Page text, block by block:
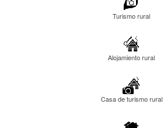
Turismo rural
Alojamiento rural
Casa de turismo rural